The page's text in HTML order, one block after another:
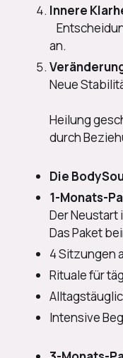
Innere
an.
Neue
Heilung
durch
Die
1-Monats-
Der Neustart
Das Paket
4 Sitzungen
Rituale für
Intensive